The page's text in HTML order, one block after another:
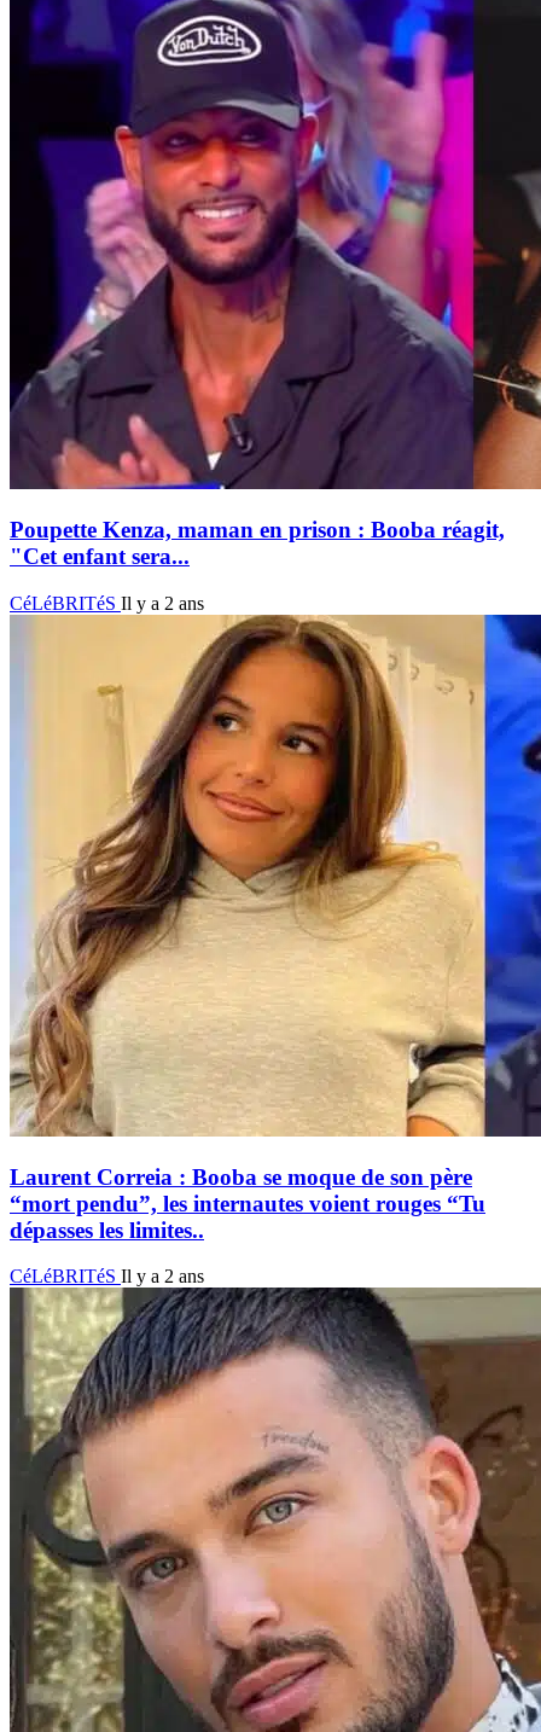
Poupette Kenza, maman en prison : Booba réagit,
"Cet enfant sera...
CéLéBRITéS Il y a 2 ans
Laurent Correia : Booba se moque de son père
“mort pendu”, les internautes voient rouges “Tu
dépasses les limites..
CéLéBRITéS Il y a 2 ans